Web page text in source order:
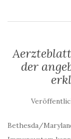
der
Bethesda/